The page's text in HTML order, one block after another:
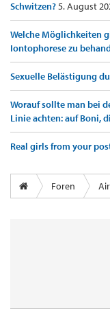
Schwitzen?5. August
Welche Möglichkeiten
Iontophorese zu
Sexuelle Belästigung
Worauf sollte man bei
Linie achten: auf Boni,
Real girls from your
Foren